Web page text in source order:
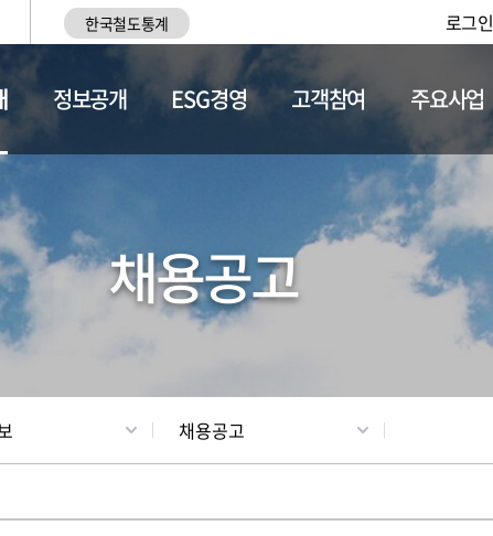
한국철도통계 로그인
채용정보
정보공개 ESG경영 고객참여 주요사업
채용공고
채용공고